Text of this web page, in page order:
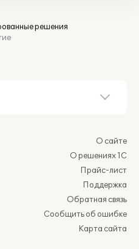
решения
О сайте
О решениях 1С
Прайс-лист
Поддержка
Обратная связь
Сообщить об ошибке
Карта сайта